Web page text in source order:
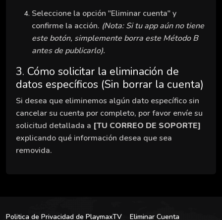
Seleccione la opción "Eliminar cuenta" y
confirme la acción. (Nota: Si tu app aún no tiene
este botón, simplemente borra este Método B
antes de publicarlo).
3. Cómo solicitar la eliminación de
datos específicos (Sin borrar la cuenta)
Si desea que eliminemos algún dato específico sin
cancelar su cuenta por completo, por favor envíe su
solicitud detallada a [TU CORREO DE SOPORTE]
explicando qué información desea que sea
removida.
Politica de Privacidad de PlaymaxTV Eliminar Cuenta